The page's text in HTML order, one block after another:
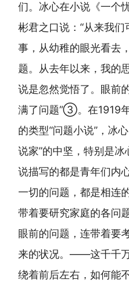
们。冰心在小说《一个
彬君之口说：“从来我
事，从幼稚的眼光看去
题。从去年以来，我的
说是忽然觉悟了。眼前
满了问题”③。在1919
的类型“问题小说”，冰
说家”的中坚，特别是
说描写的都是青年们内
一切的问题，都是相连
带着要研究家庭的各问
眼前的问题，连带着要
来的状况。——这千千
绕着前后左右，如何能